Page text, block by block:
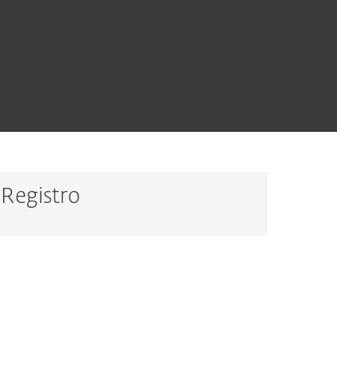
Registro